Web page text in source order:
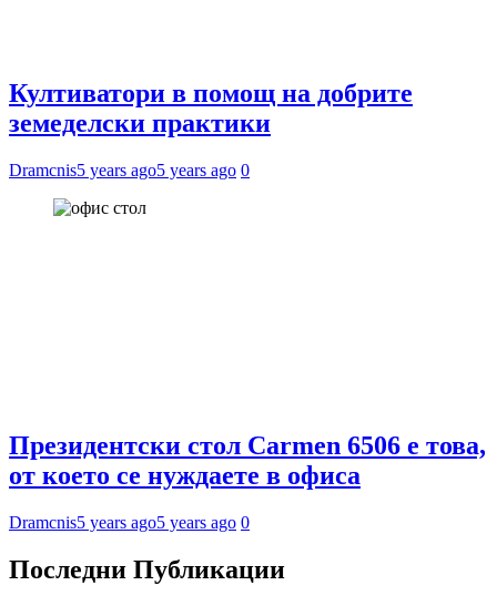
Култиватори в помощ на добрите
земеделски практики
Dramcnis5 years ago5 years ago 0
Президентски стол Carmen 6506 е това,
от което се нуждаете в офиса
Dramcnis5 years ago5 years ago 0
Последни Публикации